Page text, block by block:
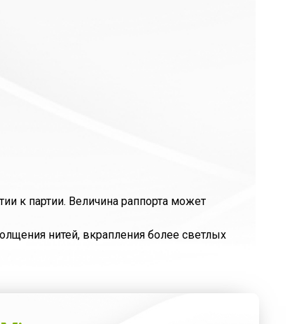
к партии. Величина раппорта может
нитей, вкрапления более светлых